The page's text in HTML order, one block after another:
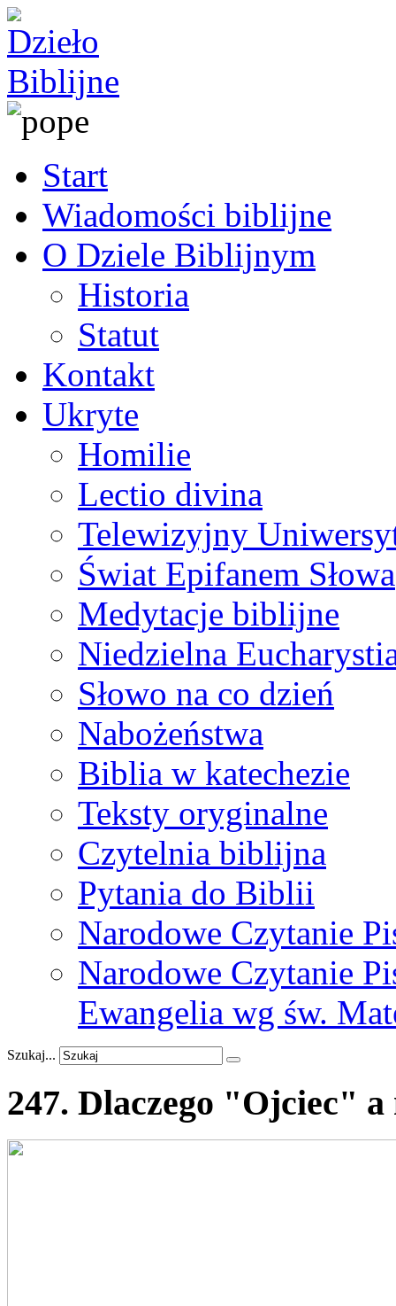
Start
Wiadomości biblijne
O Dziele Biblijnym
Historia
Statut
Kontakt
Ukryte
Homilie
Lectio divina
Telewizyjny
Świat Epifanem Słowa
Medytacje biblijne
Niedzielna
Słowo na co dzień
Nabożeństwa
Biblia w katechezie
Teksty oryginalne
Czytelnia biblijna
Pytania do Biblii
Narodowe Czytanie
Narodowe Czytanie
Ewangelia wg św.
Szukaj...
247. Dlaczego "Ojciec" a